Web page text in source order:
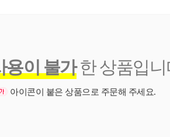
용이 불가한 상품입니
아이콘이 붙은 상품으로 주문해 주세요.